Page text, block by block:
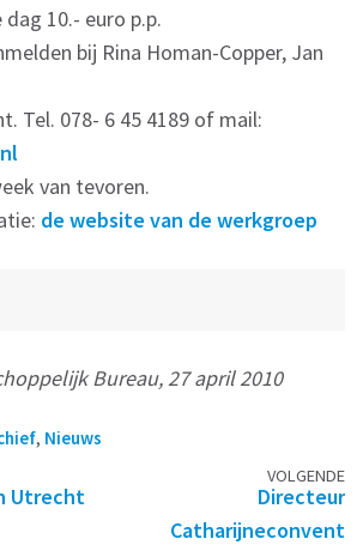
10.- euro p.p.
bij Rina Homan-Copper, Jan
Tel. 078- 6 45 4189 of mail:
van tevoren.
de website van de werkgroep
Bureau, 27 april 2010
, Nieuws
Utrecht
VOLGENDE
Directeur
Catharijneconvent